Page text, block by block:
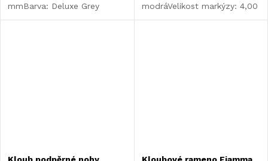
mmBarva: Deluxe Grey
modráVelikost markýzy: 4,00
m